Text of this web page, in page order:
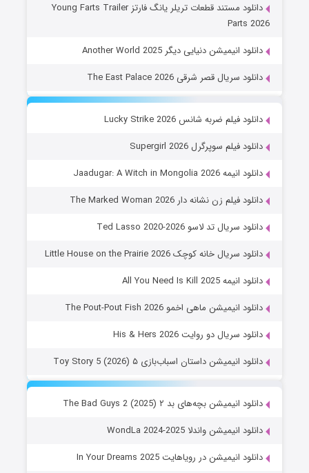
دانلود مستند قطعات تریلر یانگ فارتز Young Farts Trailer
Parts 2026
دانلود انیمیشن دنیایی دیگر Another World 2025
دانلود سریال قصر شرقی The East Palace 2026
دانلود فیلم ضربه شانس Lucky Strike 2026
دانلود فیلم سوپرگرل Supergirl 2026
دانلود انیمه Jaadugar: A Witch in Mongolia 2026
دانلود فیلم زن نشانه دار The Marked Woman 2026
دانلود سریال تد لاسو Ted Lasso 2020-2026
دانلود سریال خانه کوچک Little House on the Prairie 2026
دانلود انیمه All You Need Is Kill 2025
دانلود انیمیشن ماهی اخمو The Pout-Pout Fish 2026
دانلود سریال دو روایت His & Hers 2026
دانلود انیمیشن داستان اسباب‌بازی ۵ Toy Story 5 (2026)
دانلود انیمیشن بچه‌های بد ۲ The Bad Guys 2 (2025)
دانلود انیمیشن واندلا WondLa 2024-2025
دانلود انیمیشن در رویاهایت In Your Dreams 2025